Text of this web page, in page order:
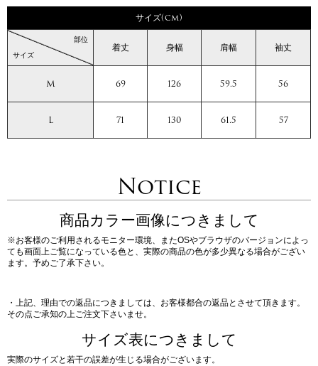
サイズ(cm)
サイズ
部位
着丈 身幅 肩幅 袖丈
M 69 126 59.5 56
L 71 130 61.5 57
Notice
商品カラー画像につきまして
※お客様のご利用されるモニター環境、またOSやブラウザのバージョンによっ
ても画面上ご覧になっている色と、実際の商品の色が多少異なる場合がござい
ます。予めご了承下さい。
・上記、理由での返品につきましては、お客様都合の返品とさせて頂きます。
その点ご承知の上ご注文下さいませ。
サイズ表につきまして
実際のサイズと若干の誤差が生じる場合がございます。